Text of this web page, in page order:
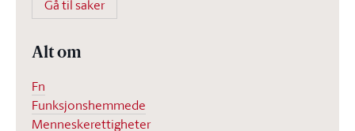
Gå til saker
Alt om
Fn
Funksjonshemmede
Menneskerettigheter